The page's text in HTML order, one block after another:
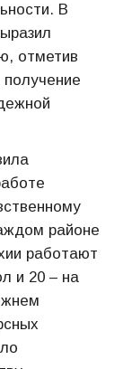
В
отметив
районе
работают
и 20 – на